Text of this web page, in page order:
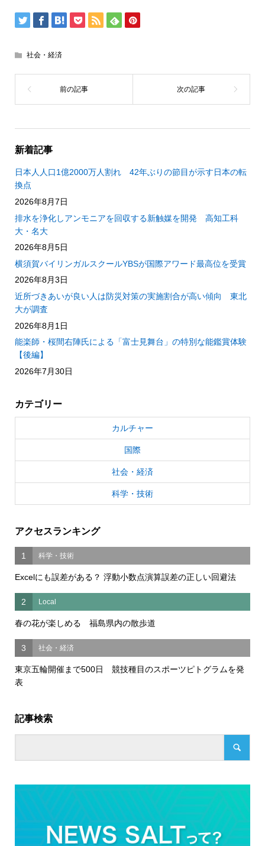
社会・経済
新着記事
日本人人口1億2000万人割れ 42年ぶりの節目が示す日本の転
換点
2026年8月7日
排水を浄化しアンモニアを回収する新触媒を開発 高知工科
大・名大
2026年8月5日
横須賀バイリンガルスクールYBSが国際アワード最高位を受賞
2026年8月3日
近所づきあいが良い人は防災対策の実施割合が高い傾向 東北
大が調査
2026年8月1日
能楽師・桜間右陣氏による「富士見舞台」の特別な能鑑賞体験
【後編】
2026年7月30日
カテゴリー
カルチャー
国際
社会・経済
科学・技術
アクセスランキング
1 科学・技術
Excelにも誤差がある？ 浮動小数点演算誤差の正しい回避法
2 Local
春の花が楽しめる 福島県内の散歩道
3 社会・経済
東京五輪開催まで500日 競技種目のスポーツピトグラムを発
表
記事検索